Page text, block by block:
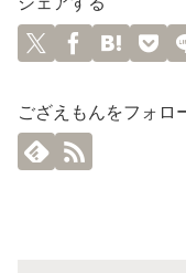
ござえもんをフォロ